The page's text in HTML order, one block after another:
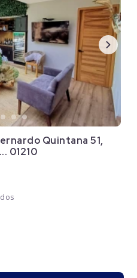
Quintana 51,
01210